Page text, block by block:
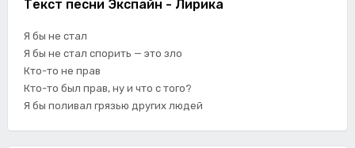
Текст песни Экспайн - Лирика
Я бы не стал
Я бы не стал спорить — это зло
Кто-то не прав
Кто-то был прав, ну и что с того?
Я бы поливал грязью других людей